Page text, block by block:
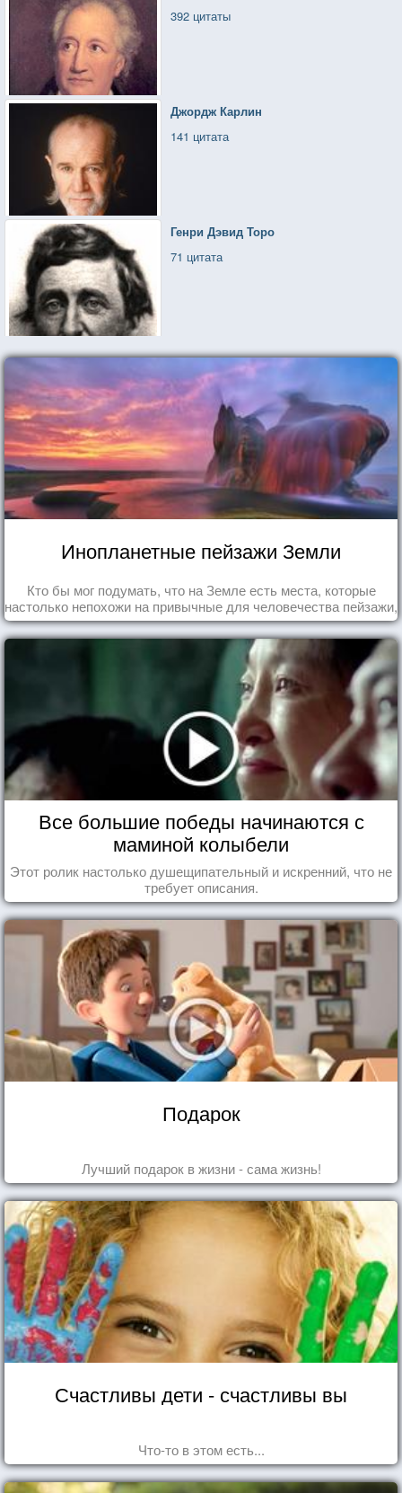
392 цитаты
Джордж Карлин
141 цитата
Генри Дэвид Торо
71 цитата
Инопланетные пейзажи Земли
Кто бы мог подумать, что на Земле есть места, которые
настолько непохожи на привычные для человечества пейзажи,
что кажутся и вовсе инопланетными!
Все большие победы начинаются с
маминой колыбели
Этот ролик настолько душещипательный и искренний, что не
требует описания.
Подарок
Лучший подарок в жизни - сама жизнь!
Счастливы дети - счастливы вы
Что-то в этом есть...